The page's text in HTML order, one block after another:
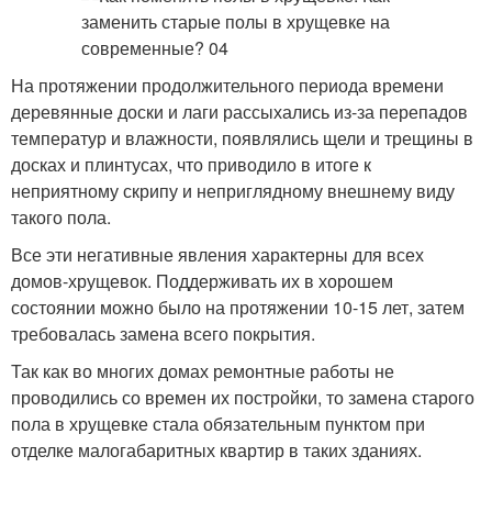
На протяжении продолжительного периода времени
деревянные доски и лаги рассыхались из-за перепадов
температур и влажности, появлялись щели и трещины в
досках и плинтусах, что приводило в итоге к
неприятному скрипу и неприглядному внешнему виду
такого пола.
Все эти негативные явления характерны для всех
домов-хрущевок. Поддерживать их в хорошем
состоянии можно было на протяжении 10-15 лет, затем
требовалась замена всего покрытия.
Так как во многих домах ремонтные работы не
проводились со времен их постройки, то замена старого
пола в хрущевке стала обязательным пунктом при
отделке малогабаритных квартир в таких зданиях.